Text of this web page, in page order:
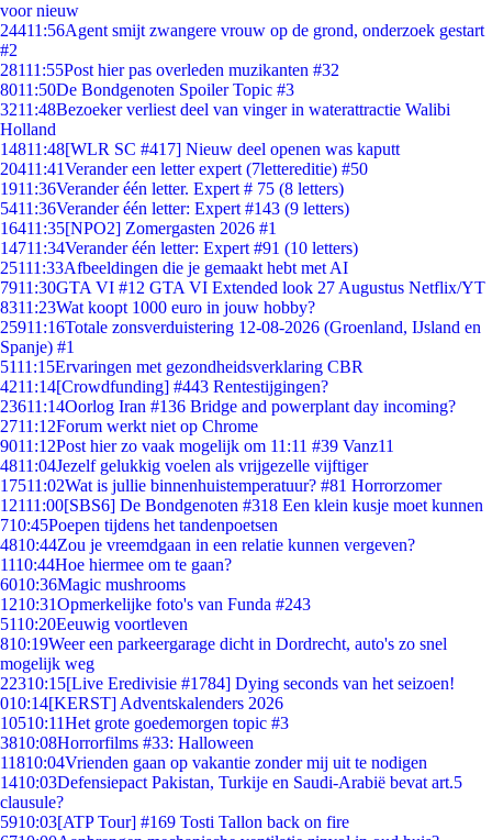
voor nieuw
24411:56Agent smijt zwangere vrouw op de grond, onderzoek gestart
#2
28111:55Post hier pas overleden muzikanten #32
8011:50De Bondgenoten Spoiler Topic #3
3211:48Bezoeker verliest deel van vinger in waterattractie Walibi
Holland
14811:48[WLR SC #417] Nieuw deel openen was kaputt
20411:41Verander een letter expert (7lettereditie) #50
1911:36Verander één letter. Expert # 75 (8 letters)
5411:36Verander één letter: Expert #143 (9 letters)
16411:35[NPO2] Zomergasten 2026 #1
14711:34Verander één letter: Expert #91 (10 letters)
25111:33Afbeeldingen die je gemaakt hebt met AI
7911:30GTA VI #12 GTA VI Extended look 27 Augustus Netflix/YT
8311:23Wat koopt 1000 euro in jouw hobby?
25911:16Totale zonsverduistering 12-08-2026 (Groenland, IJsland en
Spanje) #1
5111:15Ervaringen met gezondheidsverklaring CBR
4211:14[Crowdfunding] #443 Rentestijgingen?
23611:14Oorlog Iran #136 Bridge and powerplant day incoming?
2711:12Forum werkt niet op Chrome
9011:12Post hier zo vaak mogelijk om 11:11 #39 Vanz11
4811:04Jezelf gelukkig voelen als vrijgezelle vijftiger
17511:02Wat is jullie binnenhuistemperatuur? #81 Horrorzomer
12111:00[SBS6] De Bondgenoten #318 Een klein kusje moet kunnen
710:45Poepen tijdens het tandenpoetsen
4810:44Zou je vreemdgaan in een relatie kunnen vergeven?
1110:44Hoe hiermee om te gaan?
6010:36Magic mushrooms
1210:31Opmerkelijke foto's van Funda #243
5110:20Eeuwig voortleven
810:19Weer een parkeergarage dicht in Dordrecht, auto's zo snel
mogelijk weg
22310:15[Live Eredivisie #1784] Dying seconds van het seizoen!
010:14[KERST] Adventskalenders 2026
10510:11Het grote goedemorgen topic #3
3810:08Horrorfilms #33: Halloween
11810:04Vrienden gaan op vakantie zonder mij uit te nodigen
1410:03Defensiepact Pakistan, Turkije en Saudi-Arabië bevat art.5
clausule?
5910:03[ATP Tour] #169 Tosti Tallon back on fire